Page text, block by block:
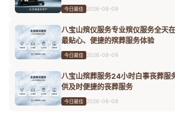
今日最佳 2026-08-09
八宝山殡仪服务专业殡仪服务全天
最贴心、便捷的殡葬服务体验
今日最佳 2026-08-09
八宝山殡葬服务24小时白事丧葬服
供及时便捷的丧葬服务
今日最佳 2026-08-09